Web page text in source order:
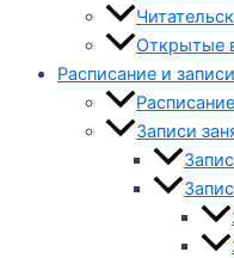
Открытые
Расписание и
Записи